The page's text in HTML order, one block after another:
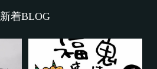
新着BLOG